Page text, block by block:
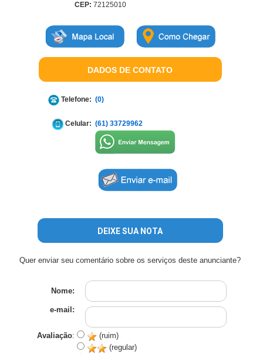
CEP: 72125010
DADOS DE CONTATO
Telefone: (0)
Celular: (61) 33729962
DEIXE SUA NOTA
Quer enviar seu comentário sobre os serviços deste anunciante?
Nome:
e-mail:
Avaliação:
(ruim)
(regular)